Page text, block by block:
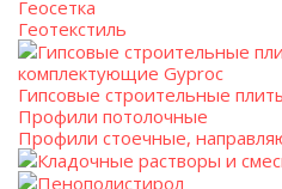
Геосетка
Геотекстиль
Гипсовые строительные
комплектующие Gyproc
Гипсовые строительные
Профили потолочные
Профили стоечные,
Кладочные растворы и
Пенополистирол